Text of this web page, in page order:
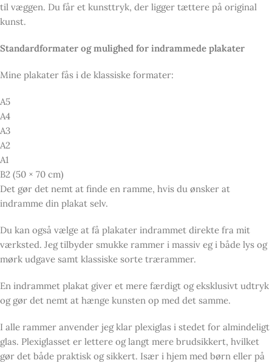
til væggen. Du får et kunsttryk, der ligger tættere på original
kunst.
Standardformater og mulighed for indrammede plakater
Mine plakater fås i de klassiske formater:
A5
A4
A3
A2
A1
B2 (50 × 70 cm)
Det gør det nemt at finde en ramme, hvis du ønsker at
indramme din plakat selv.
Du kan også vælge at få plakater indrammet direkte fra mit
værksted. Jeg tilbyder smukke rammer i massiv eg i både lys og
mørk udgave samt klassiske sorte trærammer.
En indrammet plakat giver et mere færdigt og eksklusivt udtryk
og gør det nemt at hænge kunsten op med det samme.
I alle rammer anvender jeg klar plexiglas i stedet for almindeligt
glas. Plexiglasset er lettere og langt mere brudsikkert, hvilket
gør det både praktisk og sikkert. Især i hjem med børn eller på